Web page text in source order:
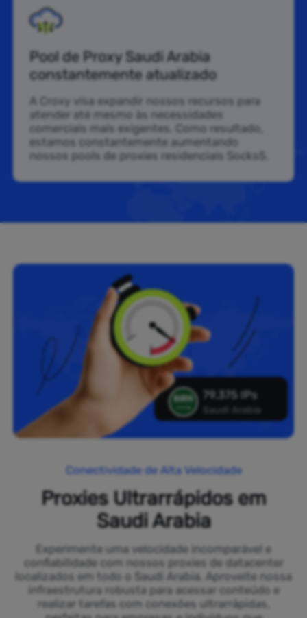
Pool de Proxy Saudi Arabia
constantemente atualizado
A Croxy visa expandir nossos recursos para
atender até mesmo às necessidades
comerciais mais exigentes. Como resultado,
estamos constantemente aumentando
nossos pools de proxies residenciais Socks5.
79,375 IPs
Saudi Arabia
Conectividade de Alta Velocidade
Proxies Ultrarrápidos em
Saudi Arabia
Experimente uma velocidade incomparável e
confiabilidade com nossos proxies de datacenter
localizados em todo o Saudi Arabia. Aproveite nossa
infraestrutura robusta para acessar conteúdo e
realizar tarefas com conexões ultrarrápidas,